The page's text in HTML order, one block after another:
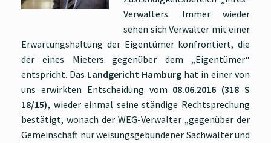
Verwalters. Immer wieder
sehen sich Verwalter mit einer
Erwartungshaltung der Eigentümer konfrontiert, die
der eines Mieters gegenüber dem „Eigentümer“
entspricht. Das Landgericht Hamburg hat in einer von
uns erwirkten Entscheidung vom 08.06.2016 (318 S
18/15), wieder einmal seine ständige Rechtsprechung
bestätigt, wonach der WEG-Verwalter „gegenüber der
Gemeinschaft nur weisungsgebundener Sachwalter und